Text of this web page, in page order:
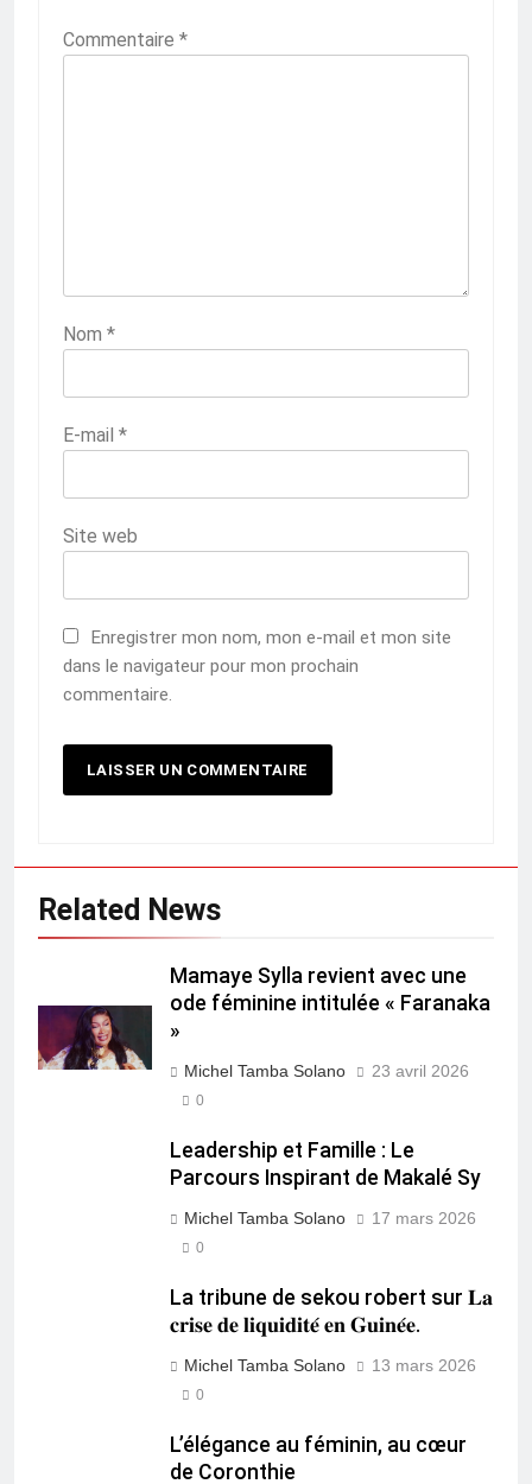
Commentaire *
Nom *
E-mail *
Site web
Enregistrer mon nom, mon e-mail et mon site
dans le navigateur pour mon prochain
commentaire.
Related News
Mamaye Sylla revient avec une
ode féminine intitulée « Faranaka
»
Michel Tamba Solano 23 avril 2026
0
Leadership et Famille : Le
Parcours Inspirant de Makalé Sy
Michel Tamba Solano 17 mars 2026
0
La tribune de sekou robert sur 𝐋𝐚
𝐜𝐫𝐢𝐬𝐞 𝐝𝐞 𝐥𝐢𝐪𝐮𝐢𝐝𝐢𝐭𝐞́ 𝐞𝐧 𝐆𝐮𝐢𝐧𝐞́𝐞.
Michel Tamba Solano 13 mars 2026
0
L’élégance au féminin, au cœur
de Coronthie